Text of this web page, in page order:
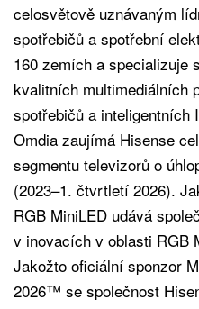
celosvětově uznávaným
spotřebičů a spotřební
160 zemích a specializuje
kvalitních multimediálních
spotřebičů a inteligentních
Omdia zaujímá Hisense
segmentu televizorů o
(2023–1. čtvrtletí 2026).
RGB MiniLED udává
v inovacích v oblasti RGB
Jakožto oficiální sponzor
2026™ se společnost